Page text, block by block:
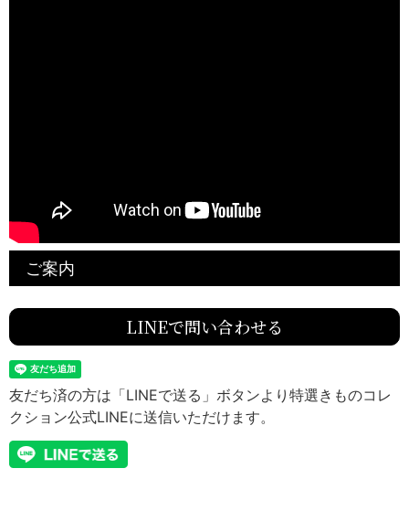
ご案内
LINEで問い合わせる
友だち済の方は「LINEで送る」ボタンより特選きものコレ
クション公式LINEに送信いただけます。